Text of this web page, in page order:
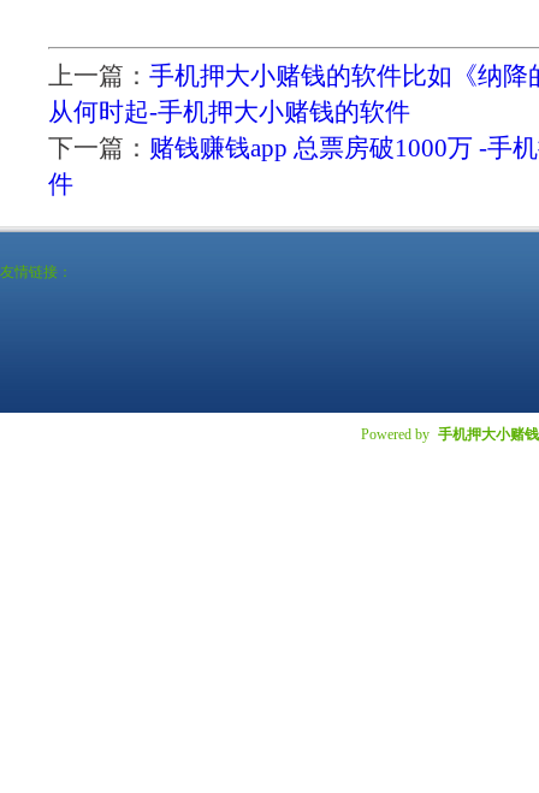
上一篇： 手机押大小赌钱的软件比如《纳降
从何时起-手机押大小赌钱的软件
下一篇： 赌钱赚钱app 总票房破1000万 -手
件
友情链接：
Powered by 手机押大小赌